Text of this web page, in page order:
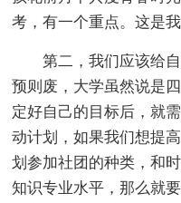
考，有一个重点。这是
第二，我们应该给
预则废，大学虽然说是
定好自己的目标后，就
动计划，如果我们想提
划参加社团的种类，和
知识专业水平，那么就